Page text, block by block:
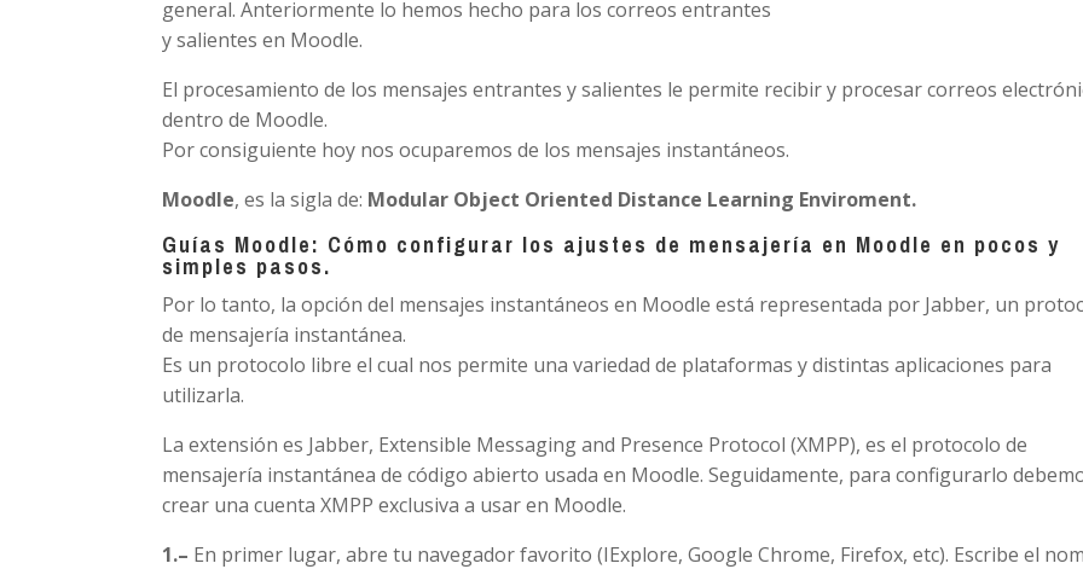
general. Anteriormente lo hemos hecho para los correos entrantes
y salientes en Moodle.
El procesamiento de los mensajes entrantes y salientes le permite recibir y procesar correos
dentro de Moodle.
Por consiguiente hoy nos ocuparemos de los mensajes instantáneos.
Moodle, es la sigla de: Modular Object Oriented Distance Learning Enviroment.
Guías Moodle: Cómo configurar los ajustes de mensajería en Moodle en pocos y
simples pasos.
Por lo tanto, la opción del mensajes instantáneos en Moodle está representada por Jabber, un
de mensajería instantánea.
Es un protocolo libre el cual nos permite una variedad de plataformas y distintas aplicaciones para
utilizarla.
La extensión es Jabber, Extensible Messaging and Presence Protocol (XMPP), es el protocolo de
mensajería instantánea de código abierto usada en Moodle. Seguidamente, para configurarlo
crear una cuenta XMPP exclusiva a usar en Moodle.
1.– En primer lugar, abre tu navegador favorito (IExplore, Google Chrome, Firefox, etc). Escribe el